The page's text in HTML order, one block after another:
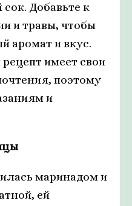
Добавьте к
и травы, чтобы
аромат и вкус.
имеет свои
поэтому
и
маринадом и
ей